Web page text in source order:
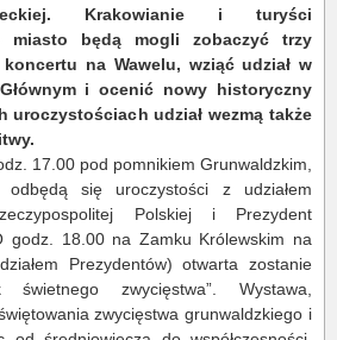
Krakowianie i turyści
miasto będą mogli zobaczyć trzy
na Wawelu, wziąć udział w
i ocenić nowy historyczny
uroczystościach udział wezmą także
17.00 pod pomnikiem Grunwaldzkim,
się uroczystości z udziałem
Polskiej i Prezydent
godz. 18.00 na Zamku Królewskim na
Prezydentów) otwarta zostanie
zwycięstwa”. Wystawa,
zwycięstwa grunwaldzkiego i